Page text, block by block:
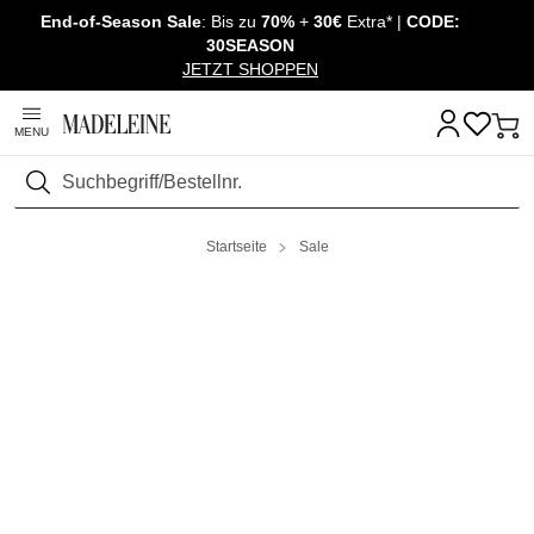
Überspringe Navigation, direkt zum Content
End-of-Season Sale: Bis zu 70% + 30€ Extra* | CODE:
30SEASON
JETZT SHOPPEN
MENU
Suchen
Startseite Sale